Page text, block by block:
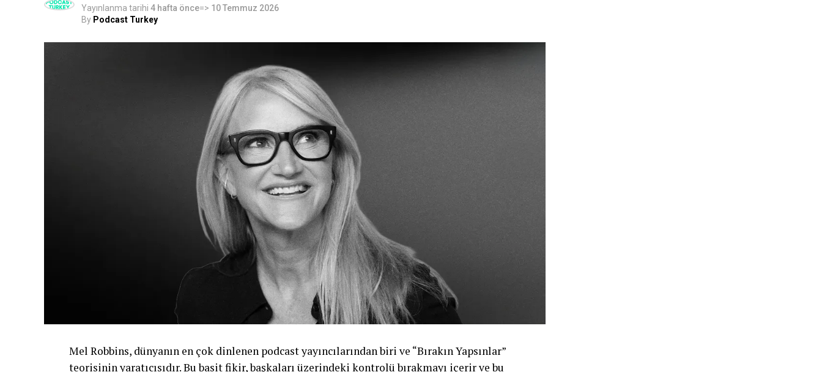
Yayınlanma tarihi 4 hafta önce=> 10 Temmuz 2026
By Podcast Turkey
Mel Robbins, dünyanın en çok dinlenen podcast yayıncılarından biri ve “Bırakın Yapsınlar”
teorisinin yaratıcısıdır. Bu basit fikir, başkaları üzerindeki kontrolü bırakmayı içerir ve bu